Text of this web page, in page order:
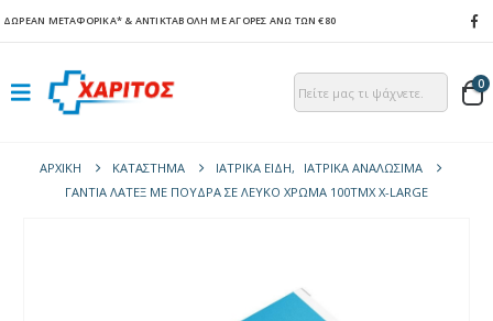
ΔΩΡΕΑΝ ΜΕΤΑΦΟΡΙΚΑ* & ΑΝΤΙΚΤΑΒΟΛΗ ΜΕ ΑΓΟΡΕΣ ΑΝΩ ΤΩΝ €80
0
ΑΡΧΙΚΉ ΚΑΤΆΣΤΗΜΑ ΙΑΤΡΙΚΑ ΕΙΔΗ,
ΙΑΤΡΙΚΑ ΑΝΑΛΩΣΙΜΑ
ΓΆΝΤΙΑ ΛΆΤΕΞ ΜΕ ΠΟΎΔΡΑ ΣΕ ΛΕΥΚΌ ΧΡΏΜΑ 100ΤΜΧ X-LARGE